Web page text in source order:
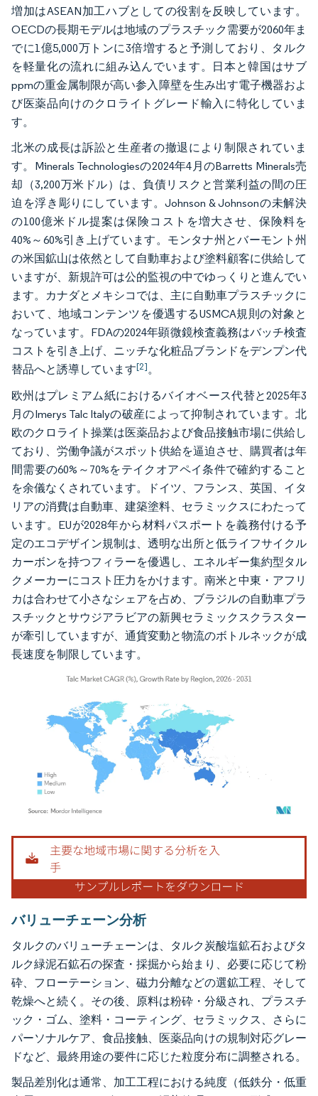
増加はASEAN加工ハブとしての役割を反映しています。
OECDの長期モデルは地域のプラスチック需要が2060年ま
でに1億5,000万トンに3倍増すると予測しており、タルク
を軽量化の流れに組み込んでいます。日本と韓国はサブ
ppmの重金属制限が高い参入障壁を生み出す電子機器およ
び医薬品向けのクロライトグレード輸入に特化していま
す。
北米の成長は訴訟と生産者の撤退により制限されていま
す。Minerals Technologiesの2024年4月のBarretts Minerals売
却（3,200万米ドル）は、負債リスクと営業利益の間の圧
迫を浮き彫りにしています。Johnson & Johnsonの未解決
の100億米ドル提案は保険コストを増大させ、保険料を
40%～60%引き上げています。モンタナ州とバーモント州
の米国鉱山は依然として自動車および塗料顧客に供給して
いますが、新規許可は公的監視の中でゆっくりと進んでい
ます。カナダとメキシコでは、主に自動車プラスチックに
おいて、地域コンテンツを優遇するUSMCA規則の対象と
なっています。FDAの2024年顕微鏡検査義務はバッチ検査
コストを引き上げ、ニッチな化粧品ブランドをデンプン代
替品へと誘導しています[2]。
欧州はプレミアム紙におけるバイオベース代替と2025年3
月のImerys Talc Italyの破産によって抑制されています。北
欧のクロライト操業は医薬品および食品接触市場に供給し
ており、労働争議がスポット供給を逼迫させ、購買者は年
間需要の60%～70%をテイクオアペイ条件で確約すること
を余儀なくされています。ドイツ、フランス、英国、イタ
リアの消費は自動車、建築塗料、セラミックスにわたって
います。EUが2028年から材料パスポートを義務付ける予
定のエコデザイン規制は、透明な出所と低ライフサイクル
カーボンを持つフィラーを優遇し、エネルギー集約型タル
クメーカーにコスト圧力をかけます。南米と中東・アフリ
カは合わせて小さなシェアを占め、ブラジルの自動車プラ
スチックとサウジアラビアの新興セラミックスクラスター
が牽引していますが、通貨変動と物流のボトルネックが成
長速度を制限しています。
画像 © Mordor Intelligence。再利用にはCC BY 4.0の表示が必要です。
バリューチェーン分析
タルクのバリューチェーンは、タルク炭酸塩鉱石およびタ
ルク緑泥石鉱石の探査・採掘から始まり、必要に応じて粉
砕、フローテーション、磁力分離などの選鉱工程、そして
乾燥へと続く。その後、原料は粉砕・分級され、プラスチ
ック・ゴム、塗料・コーティング、セラミックス、さらに
パーソナルケア、食品接触、医薬品向けの規制対応グレー
ドなど、最終用途の要件に応じた粒度分布に調整される。
製品差別化は通常、加工工程における純度（低鉄分・低重